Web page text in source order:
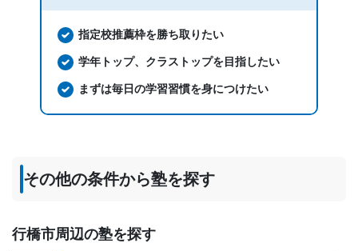
指定校推薦枠を勝ち取りたい
学年トップ、クラストップを目指したい
まずは毎日の学習習慣を身につけたい
その他の条件から塾を探す
行橋市周辺の塾を探す